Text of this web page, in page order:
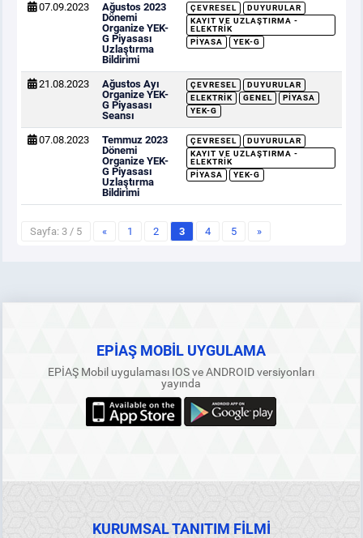
07.09.2023
Ağustos 2023
Dönemi
Organize YEK-
G Piyasası
Uzlaştırma
Bildirimi
ÇEVRESEL
DUYURULAR
KAYIT VE UZLAŞTIRMA -
ELEKTRIK
PIYASA
YEK-G
21.08.2023
Ağustos Ayı
Organize YEK-
G Piyasası
Seansı
ÇEVRESEL
DUYURULAR
ELEKTRIK
GENEL
PIYASA
YEK-G
07.08.2023
Temmuz 2023
Dönemi
Organize YEK-
G Piyasası
Uzlaştırma
Bildirimi
ÇEVRESEL
DUYURULAR
KAYIT VE UZLAŞTIRMA -
ELEKTRIK
PIYASA
YEK-G
Sayfa: 3 / 5 « 1 2 3 4 5 »
EPİAŞ MOBİL UYGULAMA
EPİAŞ Mobil uygulaması IOS ve ANDROID versiyonları
yayında
KURUMSAL TANITIM FİLMİ